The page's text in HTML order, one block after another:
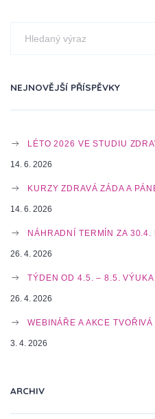
V
G
A
NEJNOVĚJŠÍ PŘÍSPĚVKY
LÉTO 2026 VE STUDIU
14. 6. 2026
KURZY ZDRAVÁ ZÁDA A
14. 6. 2026
NÁHRADNÍ TERMÍN ZA 30.4.
26. 4. 2026
TÝDEN OD 4.5. – 8.5.
26. 4. 2026
WEBINÁŘE A AKCE
3. 4. 2026
ARCHIV